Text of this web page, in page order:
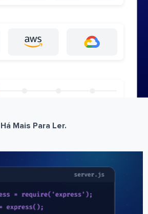
Há Mais Para Ler.